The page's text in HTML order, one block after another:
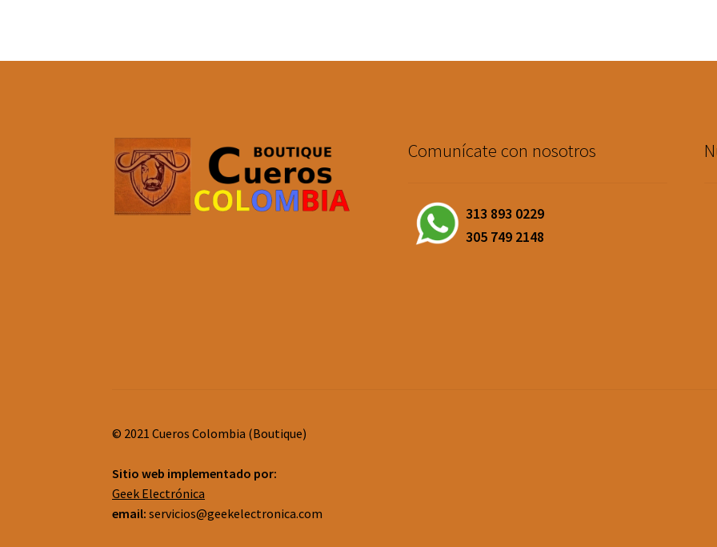
Comunícate con nosotros
313 893 0229
305 749 2148
© 2021 Cueros Colombia (Boutique)
Sitio web implementado por:
Geek Electrónica
email: servicios@geekelectronica.com